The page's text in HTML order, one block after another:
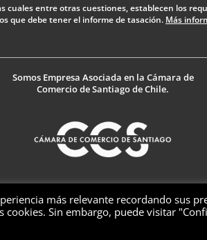
cuales entre otras cuestiones, establecen los
que debe tener el informe de tasación. Más
Somos Empresa Asociada en la Cámara de
Comercio de Santiago de Chile.
Aviso Legal Política de
más relevante recordando sus
cookies. Sin embargo, puede visitar